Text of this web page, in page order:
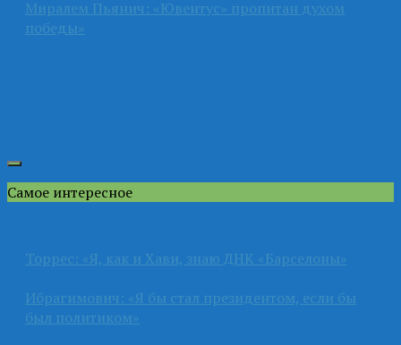
Миралем Пьянич: «Ювентус» пропитан духом
победы»
Самое интересное
Торрес: «Я, как и Хави, знаю ДНК «Барселоны»
Ибрагимович: «Я бы стал президентом, если бы
был политиком»